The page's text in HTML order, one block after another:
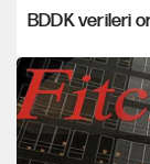
BDDK verileri